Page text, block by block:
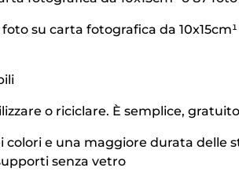
su carta fotografica da
o riciclare. È semplice,
e una maggiore durata delle
senza vetro